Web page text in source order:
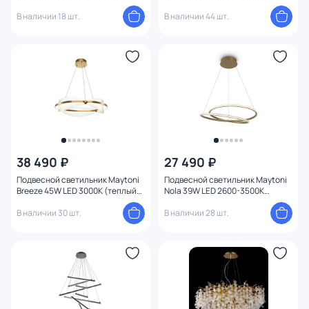
В наличии 18 шт.
(теплый) MOD058PL-L42BSK
В наличии 44 шт.
38 490 ₽
Подвесной светильник Maytoni
Breeze 45W LED 3000К (теплый)
В наличии 30 шт.
27 490 ₽
Подвесной светильник Maytoni
Nola 39W LED 2600-3500К
(теплый) MOD100PL-L47BSK1
В наличии 28 шт.